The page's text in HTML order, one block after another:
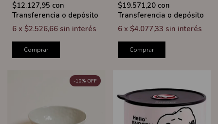
$12.127,95 con
Transferencia o depósito
6 x $2.526,66 sin interés
Comprar
$19.571,20 con
Transferencia o depósito
6 x $4.077,33 sin interés
Comprar
-10% OFF